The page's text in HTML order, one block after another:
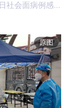
7月9日上海社会面新增1例感染者，8日社会面病例感染BA.5.2.1变异株
澳门：7月9日新增阳性93例 新一轮疫情阳性病例增至1467例
违反《反垄断法》，腾讯阿里等多家企业被市场监管总局处罚
三家水泥企业？
长相继辞职
告4人拘留
原图